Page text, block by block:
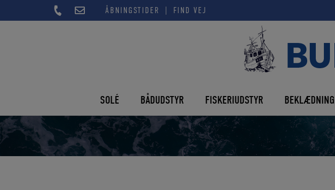
til
ÅBNINGSTIDER | FIND VEJ
SOLÉ BÅDUDSTYR FISKERIUDSTYR BEKLÆDNING